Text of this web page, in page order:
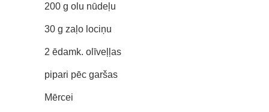
200 g olu nūdeļu
30 g zaļo lociņu
2 ēdamk. olīveļļas
pipari pēc garšas
Mērcei